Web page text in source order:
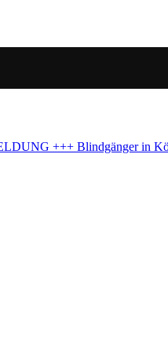
liegt im Evakuierungsbereich